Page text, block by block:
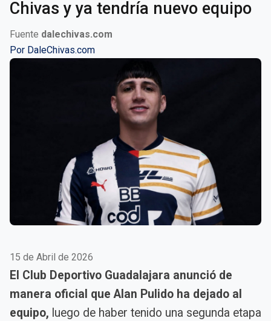
Chivas y ya tendría nuevo equipo
Fuente dalechivas.com
Por DaleChivas.com
15 de Abril de 2026
El Club Deportivo Guadalajara anunció de
manera oficial que Alan Pulido ha dejado al
equipo, luego de haber tenido una segunda etapa